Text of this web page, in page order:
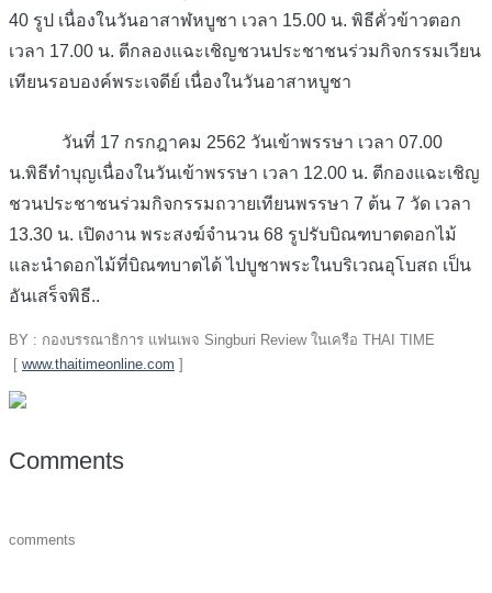
40 รูป เนื่องในวันอาสาฬหบูชา เวลา 15.00 น. พิธีคั่วข้าวตอก
เวลา 17.00 น. ตีกลองแฉะเชิญชวนประชาชนร่วมกิจกรรมเวียน
เทียนรอบองค์พระเจดีย์ เนื่องในวันอาสาหบูชา
วันที่ 17 กรกฎาคม 2562 วันเข้าพรรษา เวลา 07.00
น.พิธีทำบุญเนื่องในวันเข้าพรรษา เวลา 12.00 น. ตีกองแฉะเชิญ
ชวนประชาชนร่วมกิจกรรมถวายเทียนพรรษา 7 ต้น 7 วัด เวลา
13.30 น. เปิดงาน พระสงฆ์จำนวน 68 รูปรับบิณฑบาตดอกไม้
และนำดอกไม้ที่บิณฑบาตได้ ไปบูชาพระในบริเวณอุโบสถ เป็น
อันเสร็จพิธี..
BY : กองบรรณาธิการ แฟนเพจ Singburi Review ในเครือ THAI TIME
[ www.thaitimeonline.com ]
Comments
comments